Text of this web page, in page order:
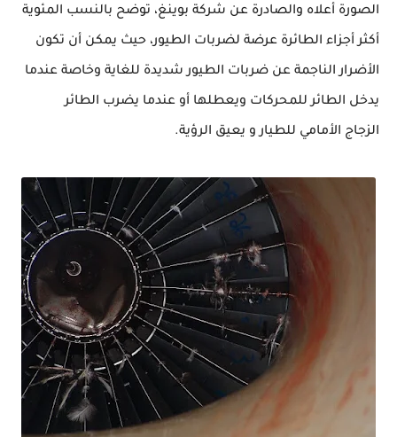
الصورة أعلاه والصادرة عن شركة بوينغ، توضح بالنسب المئوية
أكثرأجزاء الطائرة عرضة لضربات الطيور، حيث يمكن أن تكون
الأضرار الناجمة عن ضربات الطيور شديدة للغاية وخاصة عندما
يدخل الطائر للمحركات ويعطلها أو عندما يضرب الطائر
الزجاج الأمامي للطيار و يعيق الرؤية.